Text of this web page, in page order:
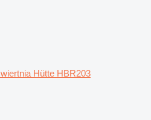
wiertnia Hütte HBR203